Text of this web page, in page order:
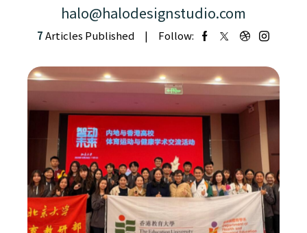
halo@halodesignstudio.com
7Articles Published Follow: